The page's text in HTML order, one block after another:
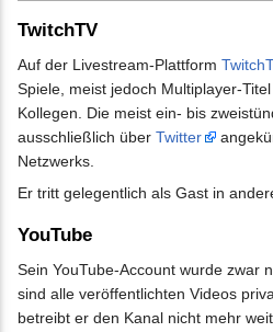
TwitchTV
Auf der Livestream-Plattform
Spiele, meist jedoch Multiplayer-
Kollegen. Die meist ein- bis
ausschließlich über Twitter
Netzwerks.
Er tritt gelegentlich als Gast in
YouTube
Sein YouTube-Account wurde zwar
sind alle veröffentlichten Videos
betreibt er den Kanal nicht mehr